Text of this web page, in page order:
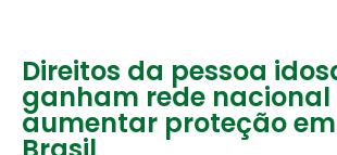
Direitos da pessoa
ganham rede
aumentar proteção